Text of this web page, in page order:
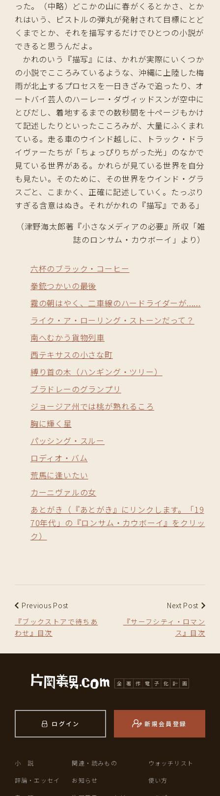
った。（中略）どこかの山に春がくるとかさ、とか
れはいう、ピストルの弾丸が発射されて目標にとど
くまでとか、それを描写するだけでひとつの小説が
できると思うんだよ。
かれのいう『描写』には、かれが実際にいくつか
の小説でこころみているような、沖縄に上陸した梅
雨が北上するプロセスを一日きざみで追ったり、オ
ートバイ芸人のハーレー・ダヴィッドスンが空中に
とびだし、着地するまでの数秒間を十ページもかけ
て記述したりといったこころみが、大量にふくまれ
ている。走る車のウインド越しに、トラック・ドラ
イヴァーたちが「ちょっぴりちがった光」のなかで
見ている世界がある。かれらが見ている世界を自分
も見たい。そのために、その世界をウインド・グラ
スごと、こまかく、正確に記述していく。たっぷり
すぎる含意はぬき。それがかれの『描写』である」
（津野海太郎著『小さなメディアの必要』所収「雑
誌のロンサム・カウボーイ」より）
六杯のブラック・コーヒー
拳銃つかいの最後
霧の朝はやく、二車線のハードライダーが......
ライク・ア・ローリング・ストーンだって？
南へむかう貨物列車
西テキサスの小さな町
縛り首の木（ハンギング・ツリー）
ブラドレーのグランプリ
ジョージア州では桃が熟れるころ
胸に輝く星
パッシング・スルー
ロディオ・バム
荒馬に逢いたい
カーニヴァルの女
あとがき（『あとがき』にリンクします。「19
70年代」の『ロンサム・カウボーイ』をクリッ
ク）
Previous Post
『ブックストアで待ちあ
わせ』目次
Next Post
『サーフシティ・ロマン
ス』目次
ログイン 新規会員登録
小 説
評論・エッセイ
関連・読みもの
お知らせ
ウォッチリスト
使い方